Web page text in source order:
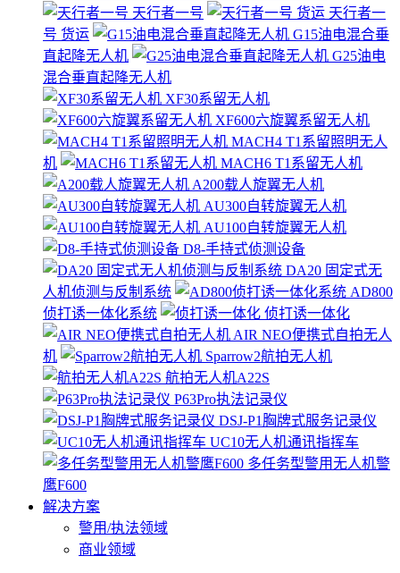
天行者一号
天行者一
号 货运
G15油电混合垂
直起降无人机
G25油电
混合垂直起降无人机
XF30系留无人机
XF600六旋翼系留无人机
MACH4 T1系留照明无人
机
MACH6 T1系留无人机
A200载人旋翼无人机
AU300自转旋翼无人机
AU100自转旋翼无人机
D8-手持式侦测设备
DA20 固定式无
人机侦测与反制系统
AD800
侦打诱一体化系统
侦打诱一体化
AIR NEO便携式自拍无人
机
Sparrow2航拍无人机
航拍无人机A22S
P63Pro执法记录仪
DSJ-P1胸牌式服务记录仪
UC10无人机通讯指挥车
多任务型警用无人机警
鹰F600
解决方案
警用/执法领域
商业领域